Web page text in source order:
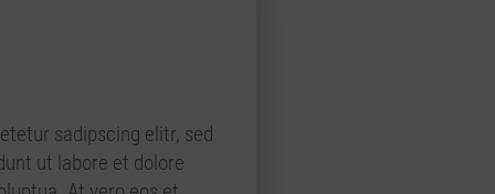
sadipscing elitr, sed
ut labore et dolore